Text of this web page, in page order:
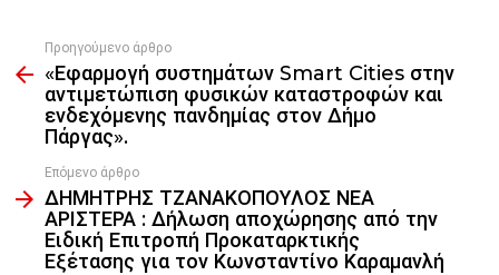
more
Προηγούμενο άρθρο
«Εφαρμογή συστημάτων Smart Cities στην
αντιμετώπιση φυσικών καταστροφών και
ενδεχόμενης πανδημίας στον Δήμο
Πάργας».
Επόμενο άρθρο
ΔΗΜΗΤΡΗΣ ΤΖΑΝΑΚΟΠΟΥΛΟΣ ΝΕΑ
ΑΡΙΣΤΕΡΑ : Δήλωση αποχώρησης από την
Ειδική Επιτροπή Προκαταρκτικής
Εξέτασης για τον Κωνσταντίνο Καραμανλή